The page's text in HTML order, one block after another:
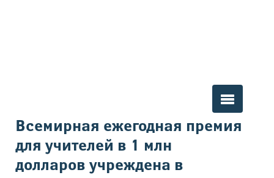
Вы здесь
Всемирная ежегодная премия
для учителей в 1 млн
долларов учреждена в